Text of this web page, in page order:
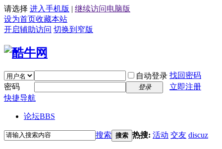
请选择 进入手机版 | 继续访问电脑版
设为首页收藏本站
开启辅助访问 切换到窄版
自动登录 找回密码
密码
登录
立即注册
快捷导航
论坛BBS
搜索 搜索 热搜: 活动 交友 discuz